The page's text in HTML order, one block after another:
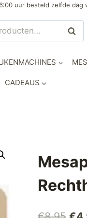
uur besteld zelfde dag
CADEAUS